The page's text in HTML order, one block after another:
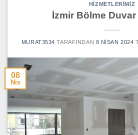
HIZMETLERIMIZ
İzmir Bölme
MURAT3534 TARAFINDAN 8 NISAN 2024
08
Nis